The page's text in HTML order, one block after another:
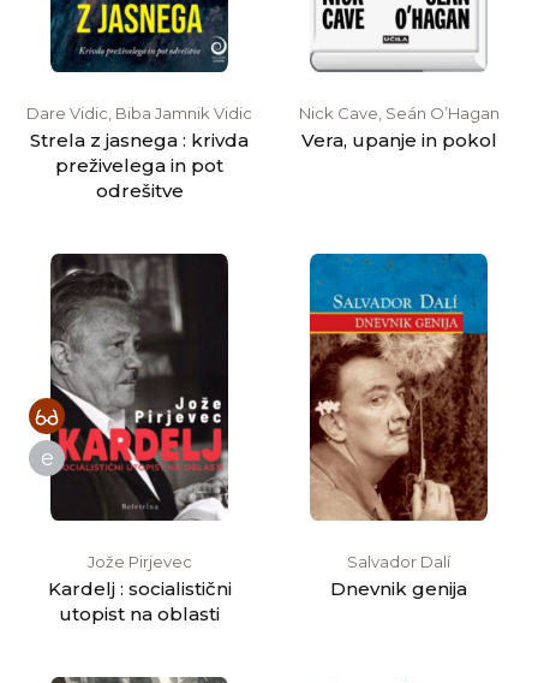
Dare Vidic, Biba Jamnik Vidic
Strela z jasnega : krivda
preživelega in pot
odrešitve
Nick Cave, Seán O’Hagan
Vera, upanje in pokol
e
Jože Pirjevec
Kardelj : socialistični
utopist na oblasti
Salvador Dalí
Dnevnik genija